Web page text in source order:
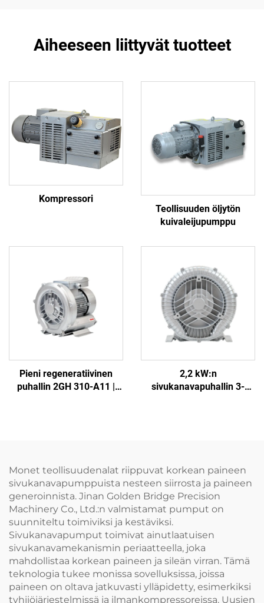
Aiheeseen liittyvät tuotteet
Kompressori
Teollisuuden öljytön
kuivaleijupumppu
Pieni regeneratiivinen
puhallin 2GH 310-A11 |
2,2 kW:n
sivukanavapuhallin 3-
Monet teollisuudenalat riippuvat korkean paineen
sivukanavapumppuista nesteen siirrosta ja paineen
generoinnista. Jinan Golden Bridge Precision
Machinery Co., Ltd.:n valmistamat pumput on
suunniteltu toimiviksi ja kestäviksi.
Sivukanavapumput toimivat ainutlaatuisen
sivukanavamekanismin periaatteella, joka
mahdollistaa korkean paineen ja sileän virran. Tämä
teknologia tukee monissa sovelluksissa, joissa
paineen on oltava jatkuvasti ylläpidetty, esimerkiksi
tyhjiöjärjestelmissä ja ilmankompressoreissa. Uusien